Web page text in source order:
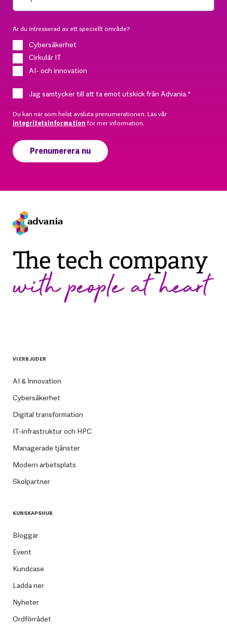
Är du intresserad av ett speciellt område?
Cybersäkerhet
Cirkulär IT
AI- och innovation
Jag samtycker till att ta emot utskick från Advania.*
Du kan när som helst avsluta prenumerationen. Läs vår
integritetsinformation för mer information.
VI ERBJUDER
AI & Innovation
Cybersäkerhet
Digital transformation
IT-infrastruktur och HPC
Managerade tjänster
Modern arbetsplats
Skolpartner
KUNSKAPSHUB
Bloggar
Event
Kundcase
Ladda ner
Nyheter
Ordförrådet